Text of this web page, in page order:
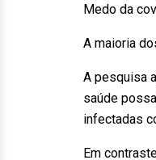
Medo da
A maioria
A pesquisa
saúde
infectadas
Em